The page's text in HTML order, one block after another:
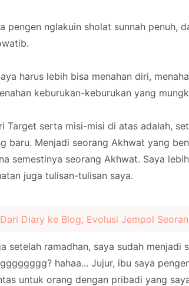
pengen nglakuin sholat sunnah penuh,
harus lebih bisa menahan diri,
keburukan-keburukan yang
Target serta misi-misi di atas adalah,
baru. Menjadi seorang Akhwat yang
semestinya seorang Akhwat. Saya
juga tulisan-tulisan saya.
Dari Diary ke Blog, Evolusi Jempol
setelah ramadhan, saya sudah menjadi
hahaa... Jujur, ibu saya
untuk orang dengan pribadi yang